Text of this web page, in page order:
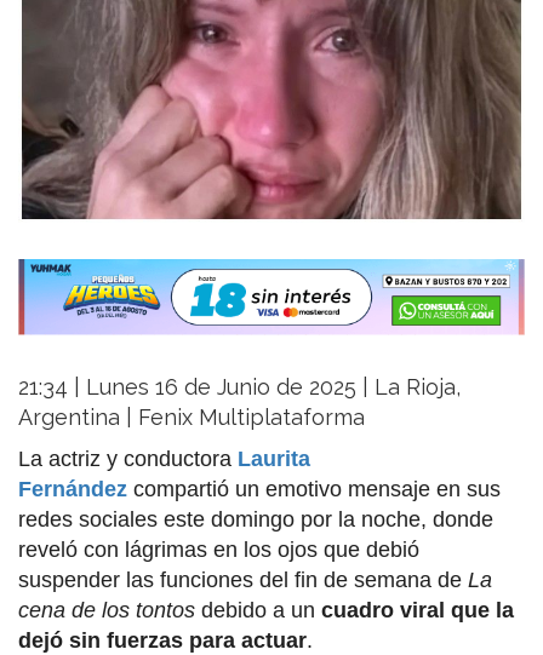
21:34 | Lunes 16 de Junio de 2025 | La Rioja,
Argentina | Fenix Multiplataforma
La actriz y conductora Laurita
Fernández compartió un emotivo mensaje en sus
redes sociales este domingo por la noche, donde
reveló con lágrimas en los ojos que debió
suspender las funciones del fin de semana de La
cena de los tontos debido a un cuadro viral que la
dejó sin fuerzas para actuar.